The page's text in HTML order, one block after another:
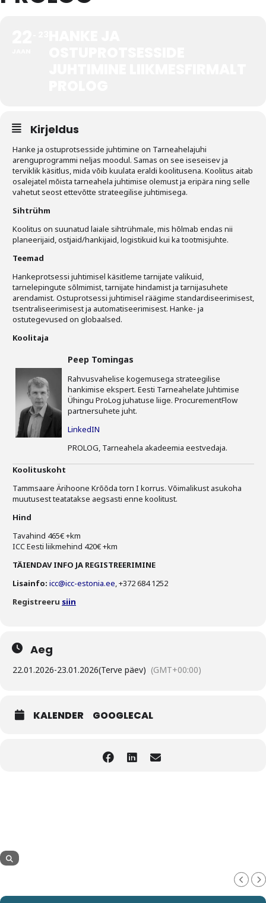
ICC WBO
ICC komisjonid
Digiraamatukogu
Videod
Kontakt
Liitu meililistiga
Oskusteave
Incoterms® 2020
Abimaterjalid
Projektid
Kirjeldus
Hanke ja ostuprotsesside juhtimine on Tarneahelajuhi
arenguprogrammi neljas moodul. Samas on see iseseisev ja
terviklik käsitlus, mida võib kuulata eraldi koolitusena. Koolitus aitab
osalejatel mõista tarneahela juhtimise olemust ja eripära ning selle
vahetut seost ettevõtte strateegilise juhtimisega.
Sihtrühm
Koolitus on suunatud laiale sihtrühmale, mis hõlmab endas nii
planeerijaid, ostjaid/hankijaid, logistikuid kui ka tootmisjuhte.
Teemad
Hankeprotsessi juhtimisel käsitleme tarnijate valikuid,
tarnelepingute sõlmimist, tarnijate hindamist ja tarnijasuhete
arendamist. Ostuprotsessi juhtimisel räägime standardiseerimisest,
tsentraliseerimisest ja automatiseerimisest. Hanke- ja
ostutegevused on globaalsed.
Koolitaja
Peep Tomingas
Rahvusvahelise kogemusega strateegilise
hankimise ekspert. Eesti Tarneahelate Juhtimise
Ühingu ProLog juhatuse liige. ProcurementFlow
partnersuhete juht.
LinkedIN
PROLOG, Tarneahela akadeemia eestvedaja.
Koolituskoht
Tammsaare Ärihoone Krõõda torn I korrus. Võimalikust asukoha
muutusest teatatakse aegsasti enne koolitust.
Hind
Tavahind 465€ +km
ICC Eesti liikmehind 420€ +km
TÄIENDAV INFO JA REGISTREERIMINE
Lisainfo: icc@icc-estonia.ee, +372 684 1252
Registreeru siin
Aeg
22.01.2026-23.01.2026(Terve päev) (GMT+00:00)
KALENDER GOOGLECAL